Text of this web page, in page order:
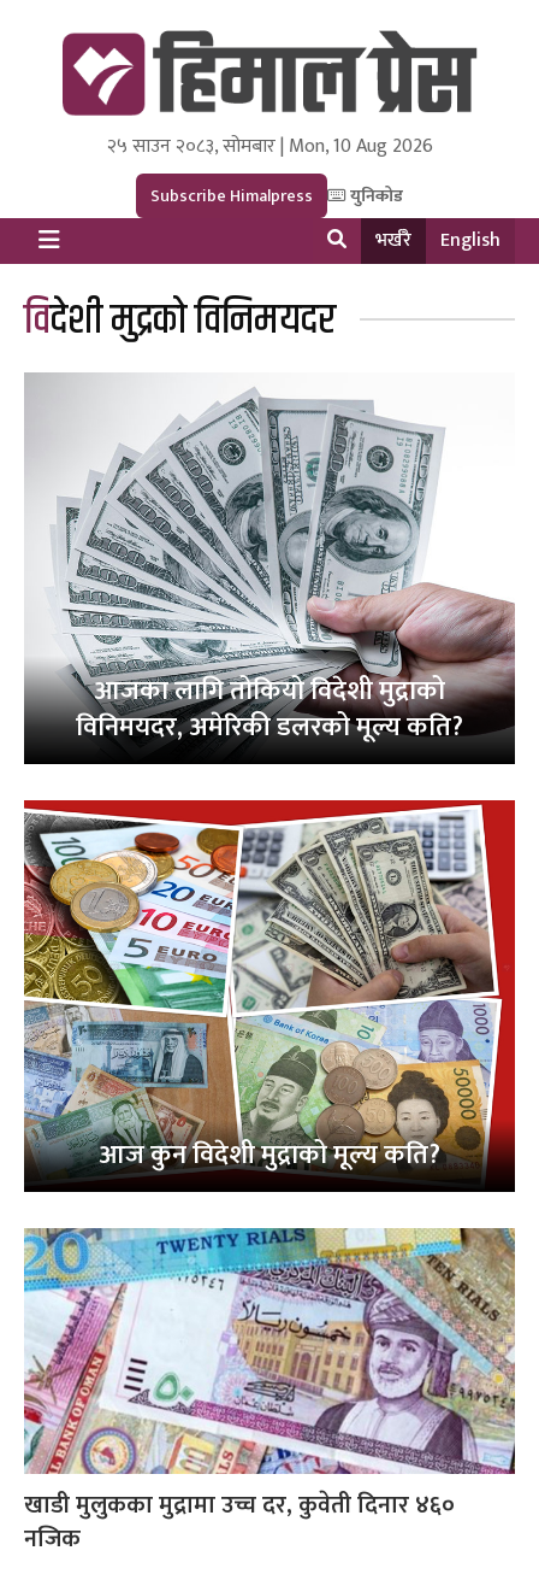
Himal Press
Dot NewsyNepal Media and Research Pvt Ltd.
२५ साउन २०८३, सोमबार | Mon, 10 Aug 2026
Subscribe Himalpress युनिकोड
भर्खरै English
विदेशी मुद्रको विनिमयदर
आजका लागि तोकियो विदेशी मुद्राको
विनिमयदर, अमेरिकी डलरको मूल्य कति?
आज कुन विदेशी मुद्राको मूल्य कति?
खाडी मुलुकका मुद्रामा उच्च दर, कुवेती दिनार ४६०
नजिक